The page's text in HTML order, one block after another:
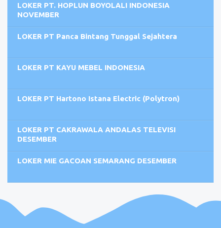
LOKER PT. HOPLUN BOYOLALI INDONESIA
NOVEMBER
LOKER PT Panca Bintang Tunggal Sejahtera
LOKER PT KAYU MEBEL INDONESIA
LOKER PT Hartono Istana Electric (Polytron)
LOKER PT CAKRAWALA ANDALAS TELEVISI
DESEMBER
LOKER MIE GACOAN SEMARANG DESEMBER